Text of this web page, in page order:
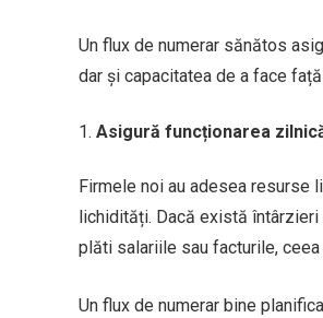
Un flux de numerar sănătos
dar și capacitatea de a face
Asigură funcționarea
Firmele noi au adesea resurse
lichidități. Dacă există
plăti salariile sau facturile,
Un flux de numerar bine